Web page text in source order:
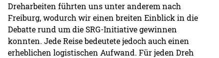
Dreharbeiten führten uns unter anderem nach
Freiburg, wodurch wir einen breiten Einblick in die
Debatte rund um die SRG-Initiative gewinnen
konnten. Jede Reise bedeutete jedoch auch einen
erheblichen logistischen Aufwand. Für jeden Dreh